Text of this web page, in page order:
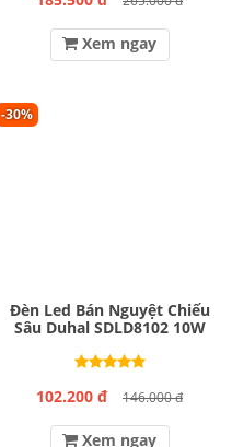
Xem ngay
-30%
Đèn Led Bán Nguyệt Chiếu
Sâu Duhal SDLD8102 10W
102.200 đ 146.000 đ
Xem ngay